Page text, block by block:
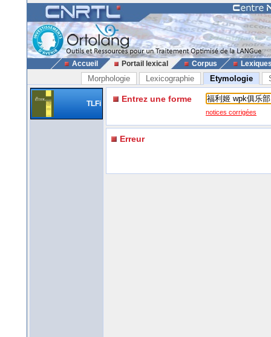
Accueil Portail lexical Corpus
Morphologie Lexicographie Etymologie
TLFi Entrez une forme
notices corrigées
Erreur